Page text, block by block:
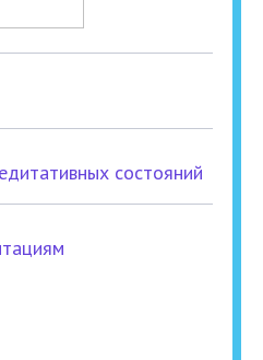
состояний